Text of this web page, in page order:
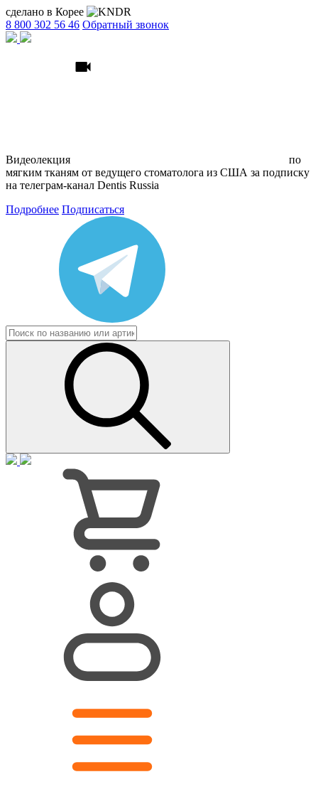
сделано в Корее
8 800 302 56 46 Обратный звонок
Видеолекция
по
мягким тканям от ведущего стоматолога из США за подписку
на телеграм-канал Dentis Russia
Подробнее Подписаться